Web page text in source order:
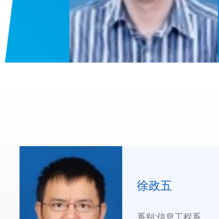
徐政五
系别:信息工程系